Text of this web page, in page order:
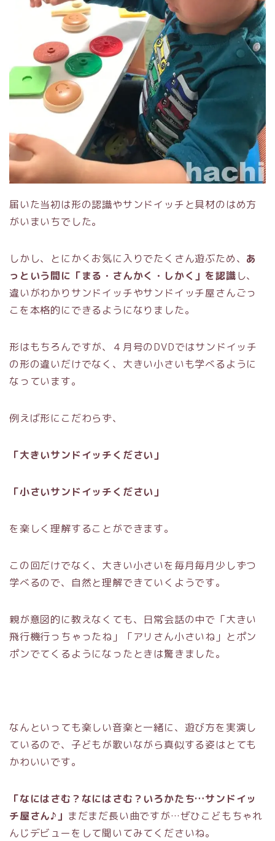
届いた当初は形の認識やサンドイッチと具材のはめ方
がいまいちでした。
しかし、とにかくお気に入りでたくさん遊ぶため、 あ
っという間に「まる・さんかく・しかく」を認識し、
違いがわかりサンドイッチやサンドイッチ屋さんごっ
こを本格的にできるようになりました。
形はもちろんですが、４月号のDVDではサンドイッチ
の形の違いだけでなく、大きい小さいも学べるように
なっています。
例えば形にこだわらず、
「大きいサンドイッチください」
「小さいサンドイッチください」
を楽しく理解することができます。
この回だけでなく、大きい小さいを毎月毎月少しずつ
学べるので、自然と理解できていくようです。
親が意図的に教えなくても、日常会話の中で「大きい
飛行機行っちゃったね」「アリさん小さいね」とポン
ポンでてくるようになったときは驚きました。
なんといっても楽しい音楽と一緒に、遊び方を実演し
ているので、子どもが歌いながら真似する姿はとても
かわいいです。
「なにはさむ？なにはさむ？いろかたち…サンドイッ
チ屋さん♪」 まだまだ長い曲ですが…ぜひこどもちゃれ
んじデビューをして聞いてみてくださいね。